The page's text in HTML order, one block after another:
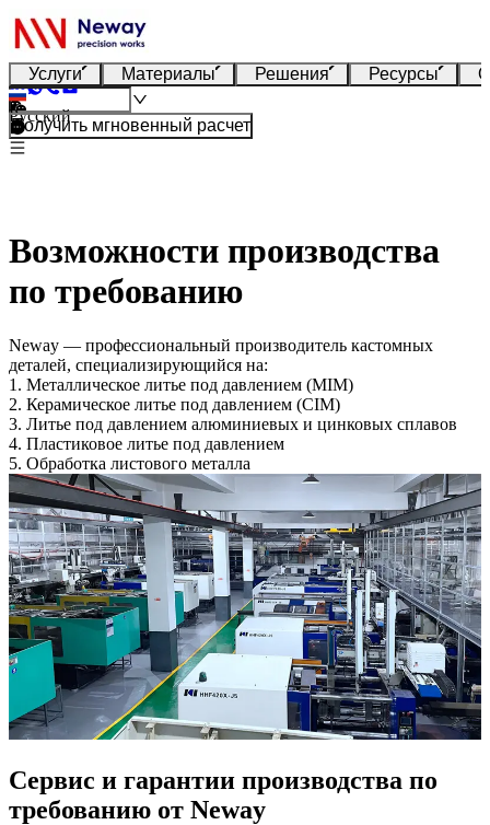
Услуги Материалы Решения Ресурсы
Русский
Получить мгновенный расчет
Возможности производства
по требованию
Neway — профессиональный производитель кастомных
деталей, специализирующийся на:
1. Металлическое литье под давлением (MIM)
2. Керамическое литье под давлением (CIM)
3. Литье под давлением алюминиевых и цинковых сплавов
4. Пластиковое литье под давлением
5. Обработка листового металла
Сервис и гарантии производства по
требованию от Neway